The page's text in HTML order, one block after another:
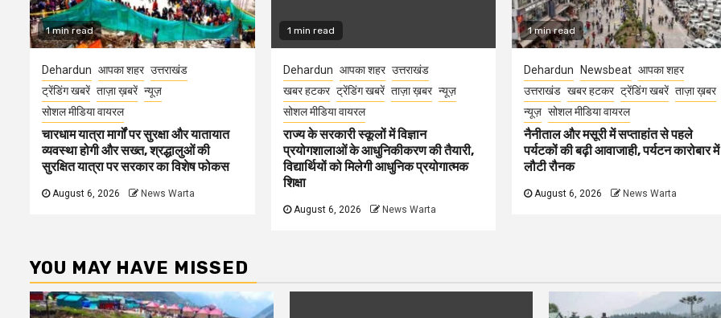
1 min read
Dehardun आपका शहर उत्तराखंड
ट्रेंडिंग खबरें ताज़ा ख़बरें न्यूज़
सोशल मीडिया वायरल
चारधाम यात्रा मार्गों पर सुरक्षा और यातायात
व्यवस्था होगी और सख्त, श्रद्धालुओं की
सुरक्षित यात्रा पर सरकार का विशेष फोकस
August 6, 2026 News Warta
1 min read
Dehardun आपका शहर उत्तराखंड
खबर हटकर ट्रेंडिंग खबरें ताज़ा ख़बर न्यूज़
सोशल मीडिया वायरल
राज्य के सरकारी स्कूलों में विज्ञान
प्रयोगशालाओं के आधुनिकीकरण की तैयारी,
विद्यार्थियों को मिलेगी आधुनिक प्रयोगात्मक
शिक्षा
August 6, 2026 News Warta
1 min read
Dehardun Newsbeat आपका शहर
उत्तराखंड खबर हटकर ट्रेंडिंग खबरें ताज़ा ख़बर
न्यूज़ सोशल मीडिया वायरल
नैनीताल और मसूरी में सप्ताहांत से पहले
पर्यटकों की बढ़ी आवाजाही, पर्यटन कारोबार में
लौटी रौनक
August 6, 2026 News Warta
YOU MAY HAVE MISSED